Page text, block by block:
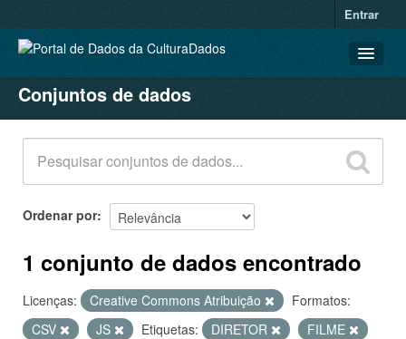
Entrar
CONJUNTOS DE DADOS
ORGANIZAÇÕES
GRUPOS
SOBRE
Conjuntos de dados
Ordenar por
1 conjunto de dados encontrado
Licenças: Creative Commons Atribuição
Formatos:
CSV
JS Etiquetas: DIRETOR
FILME